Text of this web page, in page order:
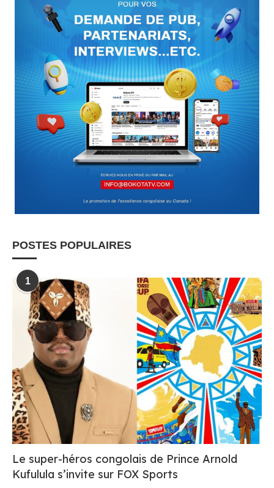
POSTES POPULAIRES
1
Le super-héros congolais de Prince Arnold
Kufulula s’invite sur FOX Sports